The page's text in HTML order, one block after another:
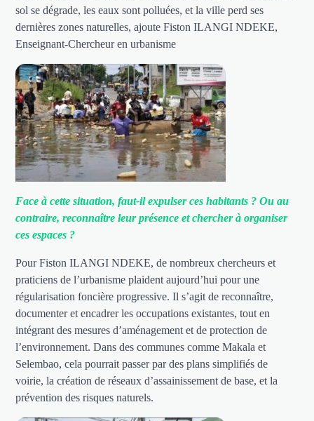
sol se dégrade, les eaux sont polluées, et la ville perd ses
dernières zones naturelles, ajoute Fiston ILANGI NDEKE,
Enseignant-Chercheur en urbanisme
Face à cette situation, faut-il expulser ces habitants ? Ou au
contraire, reconnaître leur présence et chercher à organiser
ces espaces ?
Pour Fiston ILANGI NDEKE, de nombreux chercheurs et
praticiens de l’urbanisme plaident aujourd’hui pour une
régularisation foncière progressive. Il s’agit de reconnaître,
documenter et encadrer les occupations existantes, tout en
intégrant des mesures d’aménagement et de protection de
l’environnement. Dans des communes comme Makala et
Selembao, cela pourrait passer par des plans simplifiés de
voirie, la création de réseaux d’assainissement de base, et la
prévention des risques naturels.